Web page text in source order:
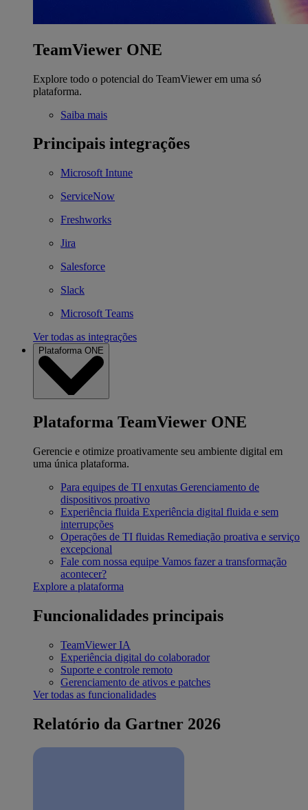
TeamViewer ONE
Explore todo o potencial do TeamViewer em uma só
plataforma.
Saiba mais
Principais integrações
Microsoft Intune
ServiceNow
Freshworks
Jira
Salesforce
Slack
Microsoft Teams
Ver todas as integrações
Plataforma ONE
Plataforma TeamViewer ONE
Gerencie e otimize proativamente seu ambiente digital em
uma única plataforma.
Para equipes de TI enxutas Gerenciamento de
dispositivos proativo
Experiência fluida Experiência digital fluida e sem
interrupções
Operações de TI fluidas Remediação proativa e serviço
excepcional
Fale com nossa equipe Vamos fazer a transformação
acontecer?
Explore a plataforma
Funcionalidades principais
TeamViewer IA
Experiência digital do colaborador
Suporte e controle remoto
Gerenciamento de ativos e patches
Ver todas as funcionalidades
Relatório da Gartner 2026